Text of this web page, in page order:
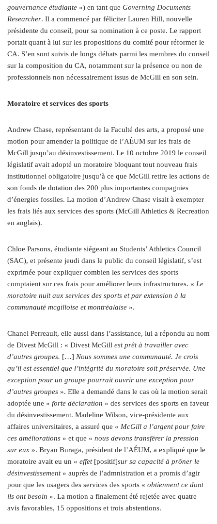
gouvernance étudiante ») en tant que Governing Documents
Researcher. Il a commencé par féliciter Lauren Hill, nouvelle
présidente du conseil, pour sa nomination à ce poste. Le rapport
portait quant à lui sur les propositions du comité pour réformer le
CA. S’en sont suivis de longs débats parmi les membres du conseil
sur la composition du CA, notamment sur la présence ou non de
professionnels non nécessairement issus de McGill en son sein.
Moratoire et services des sports
Andrew Chase, représentant de la Faculté des arts, a proposé une
motion pour amender la politique de l’AÉUM sur les frais de
McGill jusqu’au désinvestissement. Le 10 octobre 2019 le conseil
législatif avait adopté un moratoire bloquant tout nouveau frais
institutionnel obligatoire jusqu’à ce que McGill retire les actions de
son fonds de dotation des 200 plus importantes compagnies
d’énergies fossiles. La motion d’Andrew Chase visait à exempter
les frais liés aux services des sports (McGill Athletics & Recreation
en anglais).
Chloe Parsons, étudiante siégeant au Students’ Athletics Council
(SAC), et présente jeudi dans le public du conseil législatif, s’est
exprimée pour expliquer combien les services des sports
comptaient sur ces frais pour améliorer leurs infrastructures. « Le
moratoire nuit aux services des sports et par extension à la
communauté mcgilloise et montréalaise ».
Chanel Perreault, elle aussi dans l’assistance, lui a répondu au nom
de Divest McGill : « Divest McGill est prêt à travailler avec
d’autres groupes. […] Nous sommes une communauté. Je crois
qu’il est essentiel que l’intégrité du moratoire soit préservée. Une
exception pour un groupe pourrait ouvrir une exception pour
d’autres groupes ». Elle a demandé dans le cas où la motion serait
adoptée une « forte déclaration » des services des sports en faveur
du désinvestissement. Madeline Wilson, vice-présidente aux
affaires universitaires, a assuré que « McGill a l’argent pour faire
ces améliorations » et que « nous devons transférer la pression
sur eux ». Bryan Buraga, président de l’AÉUM, a expliqué que le
moratoire avait eu un « effet [positif]sur sa capacité à prôner le
désinvestissement» auprès de l’admnistration et a promis d’agir
pour que les usagers des services des sports « obtiennent ce dont
ils ont besoin ». La motion a finalement été rejetée avec quatre
avis favorables, 15 oppositions et trois abstentions.